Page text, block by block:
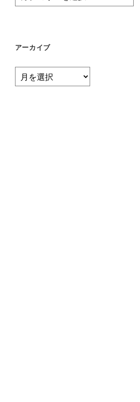
テ
ー
アーカイブ
ア
ー